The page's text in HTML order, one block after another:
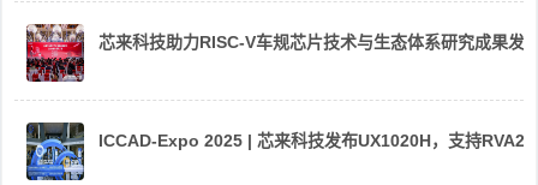
芯来科技助力RISC-V车规芯片技术与生态体系研究成果发
ICCAD-Expo 2025 | 芯来科技发布UX1020H，支持